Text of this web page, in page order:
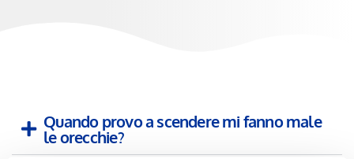
Quando provo a scendere mi fanno male
le orecchie?